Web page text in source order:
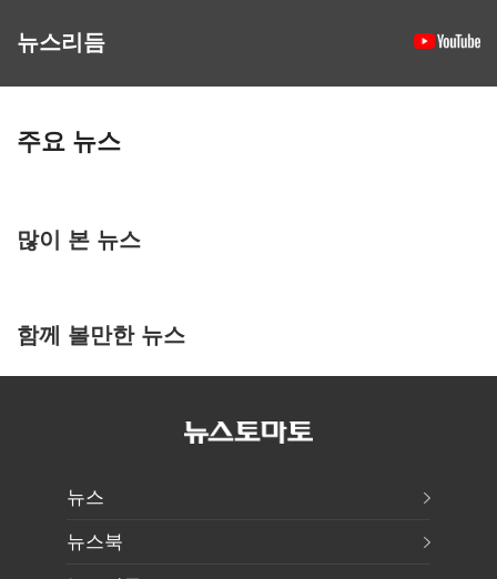
뉴스리듬
주요 뉴스
많이 본 뉴스
함께 볼만한 뉴스
뉴스
뉴스북